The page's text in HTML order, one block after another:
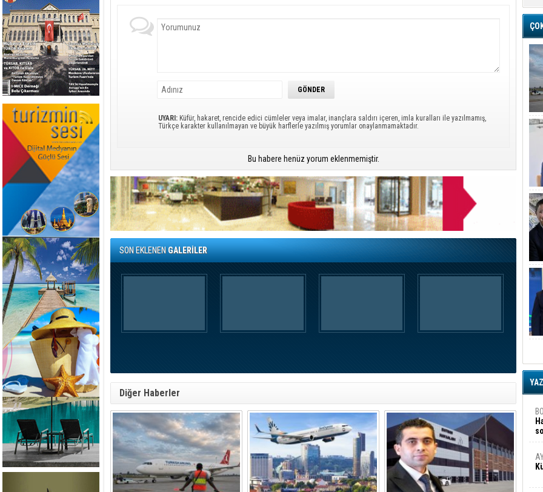
UYARI: Küfür, hakaret, rencide edici cümleler veya imalar, inançlara saldırı içeren, imla kuralları ile yazılmamış,
Türkçe karakter kullanılmayan ve büyük harflerle yazılmış yorumlar onaylanmamaktadır.
Bu habere henüz yorum eklenmemiştir.
SON EKLENENGALERİLER
Diğer Haberler